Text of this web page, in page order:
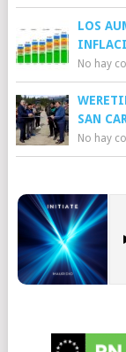
LOS
No hay
SAN
No hay